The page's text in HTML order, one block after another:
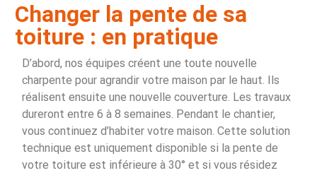
Changer la pente de sa
toiture : en pratique
D’abord, nos équipes créent une toute nouvelle
charpente pour agrandir votre maison par le haut. Ils
réalisent ensuite une nouvelle couverture. Les travaux
dureront entre 6 à 8 semaines. Pendant le chantier,
vous continuez d’habiter votre maison. Cette solution
technique est uniquement disponible si la pente de
votre toiture est inférieure à 30° et si vous résidez